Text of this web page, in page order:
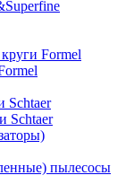
Formel
Schtaer
пылесосы